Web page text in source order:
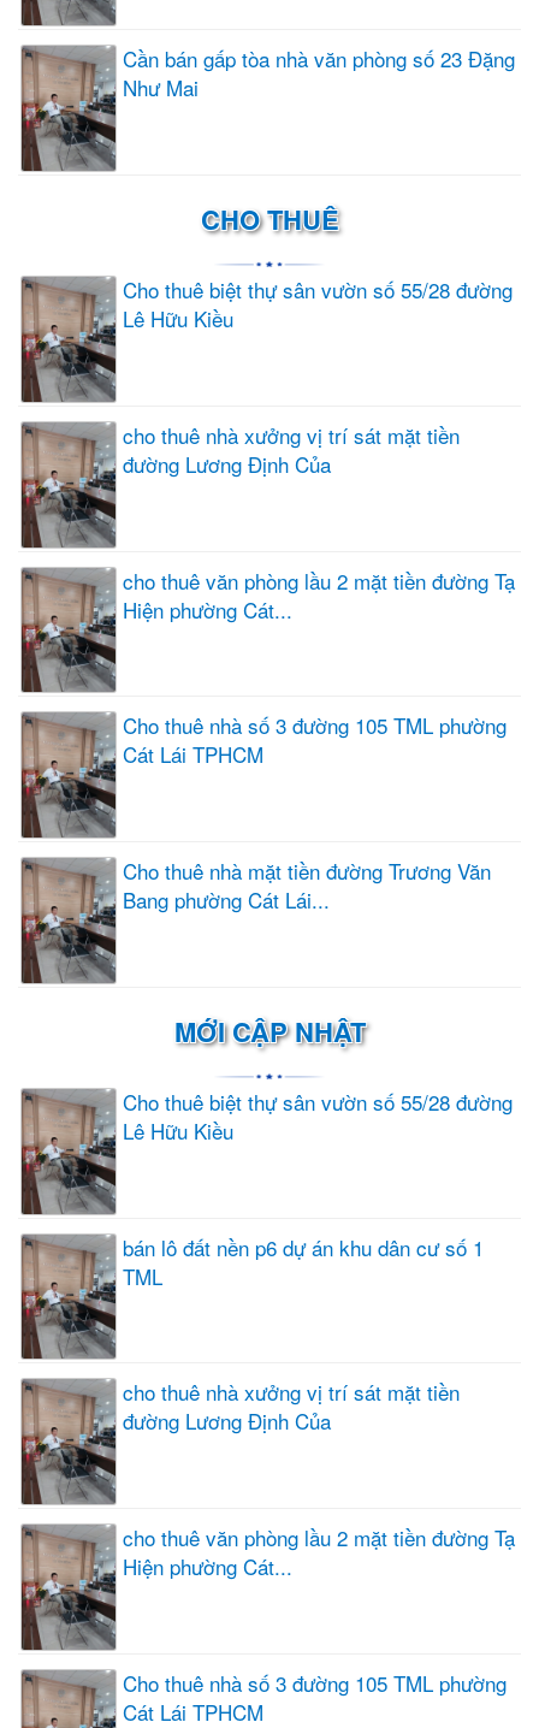
Cần bán gấp tòa nhà văn phòng số 23 Đặng
Như Mai
CHO THUÊ
Cho thuê biệt thự sân vườn số 55/28 đường
Lê Hữu Kiều
cho thuê nhà xưởng vị trí sát mặt tiền
đường Lương Định Của
cho thuê văn phòng lầu 2 mặt tiền đường Tạ
Hiện phường Cát...
Cho thuê nhà số 3 đường 105 TML phường
Cát Lái TPHCM
Cho thuê nhà mặt tiền đường Trương Văn
Bang phường Cát Lái...
MỚI CẬP NHẬT
Cho thuê biệt thự sân vườn số 55/28 đường
Lê Hữu Kiều
bán lô đất nền p6 dự án khu dân cư số 1
TML
cho thuê nhà xưởng vị trí sát mặt tiền
đường Lương Định Của
cho thuê văn phòng lầu 2 mặt tiền đường Tạ
Hiện phường Cát...
Cho thuê nhà số 3 đường 105 TML phường
Cát Lái TPHCM